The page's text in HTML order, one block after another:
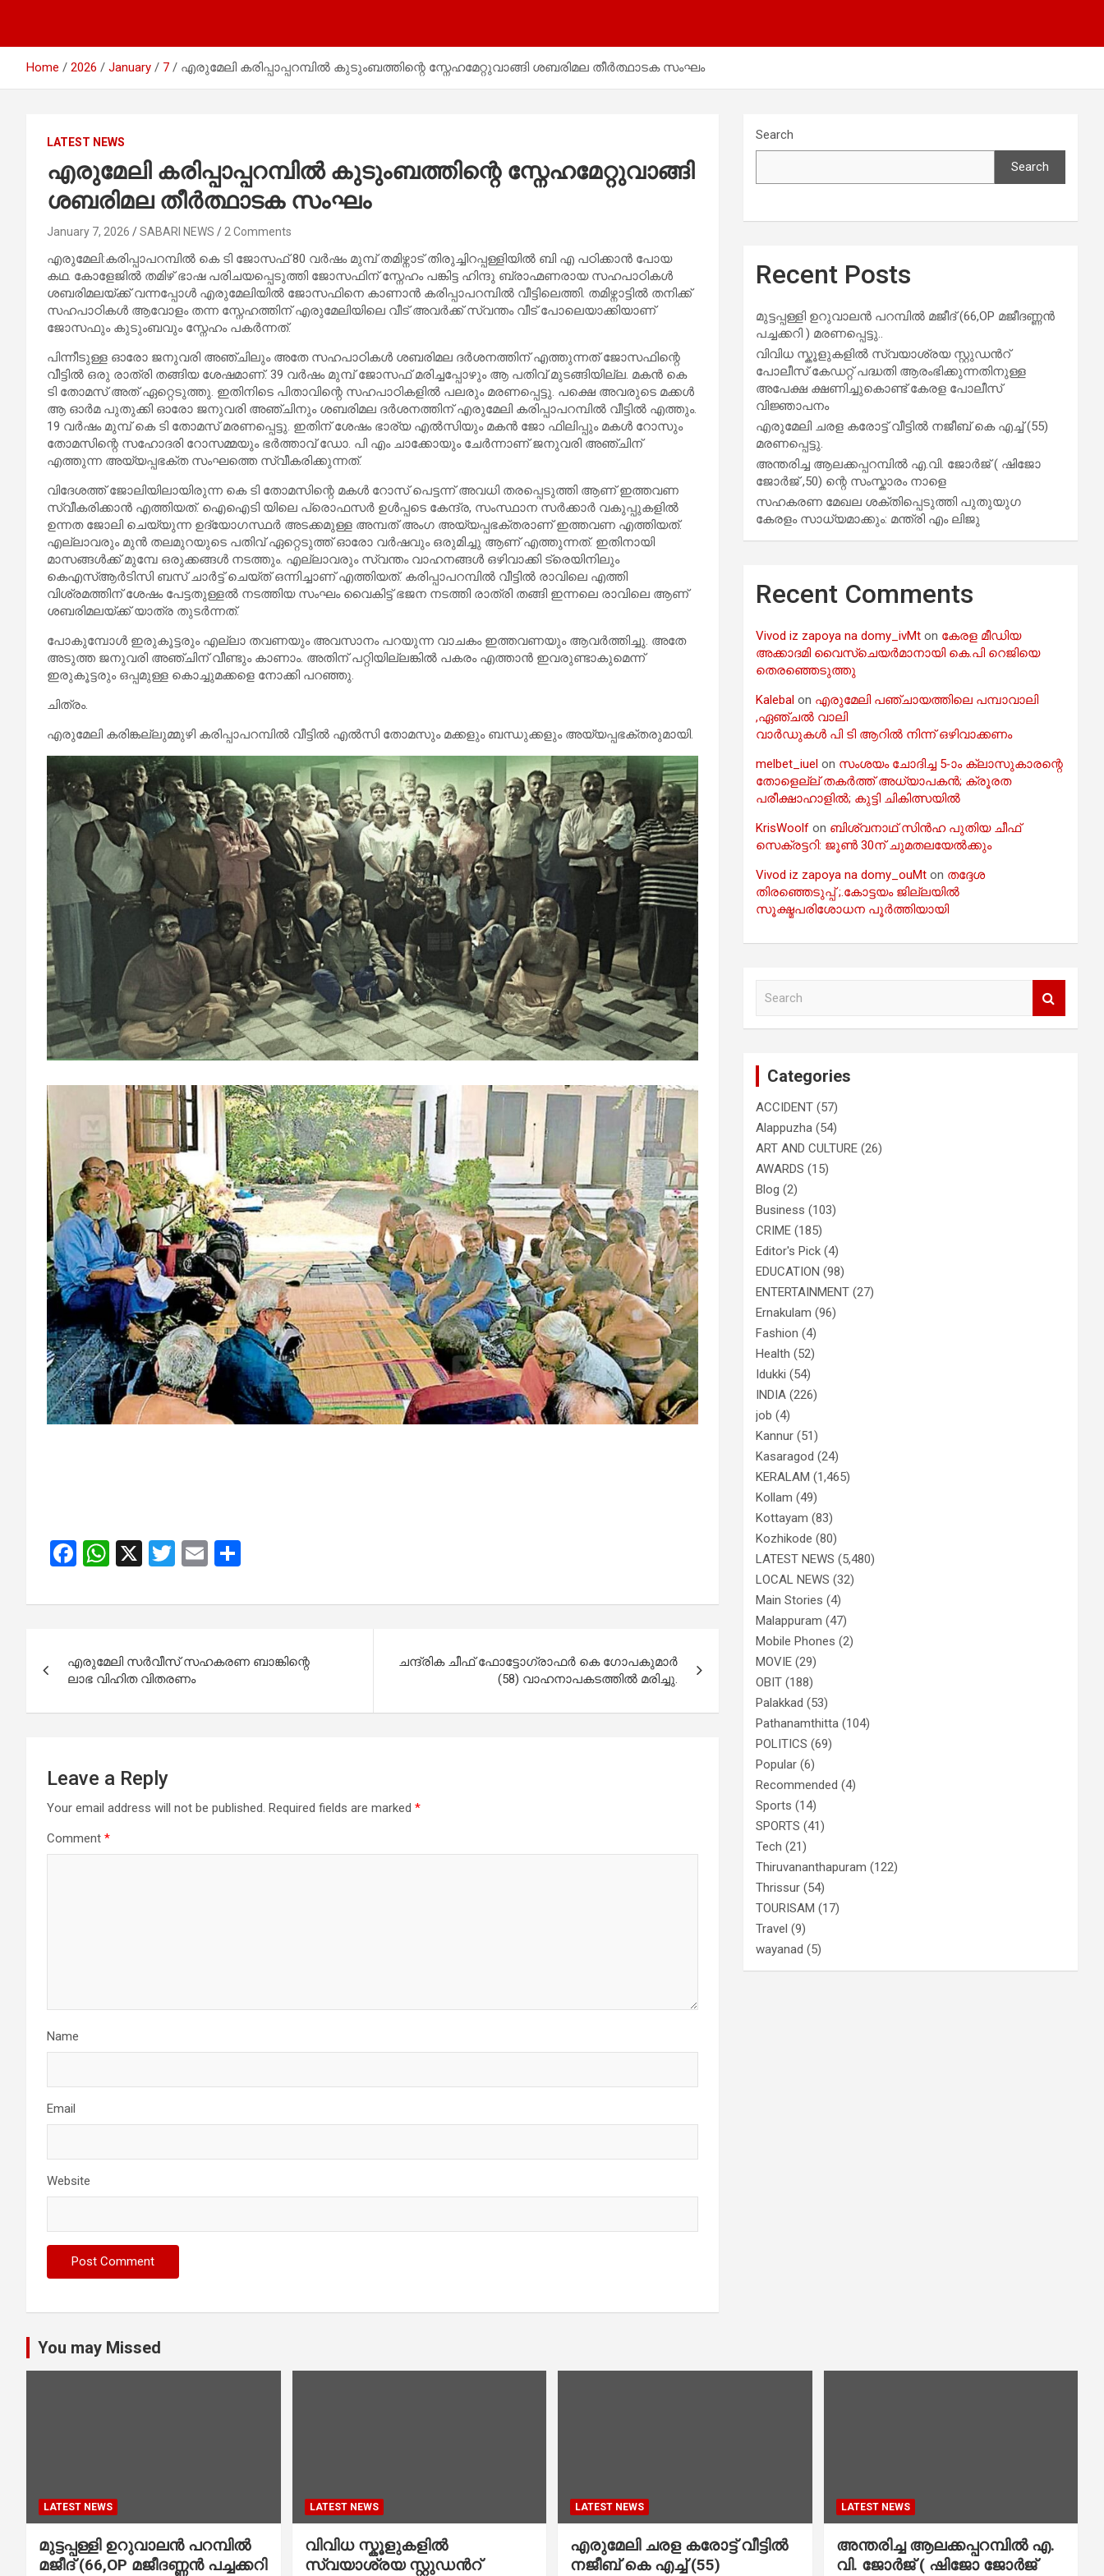
Home 2026 January 7 എരുമേലി കരിപ്പാപ്പറമ്പിൽ കുടുംബത്തിന്റെ സ്നേഹമേറ്റുവാങ്ങി ശബരിമല തീർത്ഥാടക സംഘം
LATEST NEWS
എരുമേലി കരിപ്പാപ്പറമ്പിൽ കുടുംബത്തിന്റെ സ്നേഹമേറ്റുവാങ്ങി
ശബരിമല തീർത്ഥാടക സംഘം
January 7, 2026 SABARI NEWS 2 Comments
എരുമേലി:കരിപ്പാപറമ്പിൽ കെ ടി ജോസഫ് 80 വർഷം മുമ്പ് തമിഴ്നാട് തിരുച്ചിറപ്പള്ളിയിൽ ബി എ പഠിക്കാൻ പോയ
കഥ. കോളേജിൽ തമിഴ് ഭാഷ പരിചയപ്പെടുത്തി ജോസഫിന് സ്നേഹം പങ്കിട്ട ഹിന്ദു ബ്രാഹ്മണരായ സഹപാഠികൾ
ശബരിമലയ്ക്ക് വന്നപ്പോൾ എരുമേലിയിൽ ജോസഫിനെ കാണാൻ കരിപ്പാപറമ്പിൽ വീട്ടിലെത്തി. തമിഴ്നാട്ടിൽ തനിക്ക്
സഹപാഠികൾ ആവോളം തന്ന സ്നേഹത്തിന് എരുമേലിയിലെ വീട് അവർക്ക് സ്വന്തം വീട് പോലെയാക്കിയാണ്
ജോസഫും കുടുംബവും സ്നേഹം പകർന്നത്.
പിന്നീടുള്ള ഓരോ ജനുവരി അഞ്ചിലും അതേ സഹപാഠികൾ ശബരിമല ദർശനത്തിന് എത്തുന്നത് ജോസഫിന്റെ
വീട്ടിൽ ഒരു രാത്രി തങ്ങിയ ശേഷമാണ്. 39 വർഷം മുമ്പ് ജോസഫ് മരിച്ചപ്പോഴും ആ പതിവ് മുടങ്ങിയില്ല. മകൻ കെ
ടി തോമസ് അത് ഏറ്റെടുത്തു. ഇതിനിടെ പിതാവിന്റെ സഹപാഠികളിൽ പലരും മരണപ്പെട്ടു. പക്ഷെ അവരുടെ മക്കൾ
ആ ഓർമ പുതുക്കി ഓരോ ജനുവരി അഞ്ചിനും ശബരിമല ദർശനത്തിന് എരുമേലി കരിപ്പാപറമ്പിൽ വീട്ടിൽ എത്തും.
19 വർഷം മുമ്പ് കെ ടി തോമസ് മരണപ്പെട്ടു. ഇതിന് ശേഷം ഭാര്യ എൽസിയും മകൻ ജോ ഫിലിപ്പും മകൾ റോസും
തോമസിന്റെ സഹോദരി റോസമ്മയും ഭർത്താവ് ഡോ. പി എം ചാക്കോയും ചേർന്നാണ് ജനുവരി അഞ്ചിന്
എത്തുന്ന അയ്യപ്പഭക്ത സംഘത്തെ സ്വീകരിക്കുന്നത്.
വിദേശത്ത് ജോലിയിലായിരുന്ന കെ ടി തോമസിന്റെ മകൾ റോസ് പെട്ടന്ന് അവധി തരപ്പെടുത്തി ആണ് ഇത്തവണ
സ്വീകരിക്കാൻ എത്തിയത്. ഐഐടി യിലെ പ്രൊഫസർ ഉൾപ്പടെ കേന്ദ്ര, സംസ്ഥാന സർക്കാർ വകുപ്പുകളിൽ
ഉന്നത ജോലി ചെയ്യുന്ന ഉദ്യോഗസ്ഥർ അടക്കമുള്ള അമ്പത് അംഗ അയ്യപ്പഭക്തരാണ് ഇത്തവണ എത്തിയത്.
എല്ലാവരും മുൻ തലമുറയുടെ പതിവ് ഏറ്റെടുത്ത് ഓരോ വർഷവും ഒരുമിച്ചു ആണ് എത്തുന്നത്. ഇതിനായി
മാസങ്ങൾക്ക് മുമ്പേ ഒരുക്കങ്ങൾ നടത്തും. എല്ലാവരും സ്വന്തം വാഹനങ്ങൾ ഒഴിവാക്കി ട്രെയിനിലും
കെഎസ്ആർടിസി ബസ് ചാർട്ട് ചെയ്ത് ഒന്നിച്ചാണ് എത്തിയത്. കരിപ്പാപറമ്പിൽ വീട്ടിൽ രാവിലെ എത്തി
വിശ്രമത്തിന് ശേഷം പേട്ടതുള്ളൽ നടത്തിയ സംഘം വൈകിട്ട് ഭജന നടത്തി രാത്രി തങ്ങി ഇന്നലെ രാവിലെ ആണ്
ശബരിമലയ്ക്ക് യാത്ര തുടർന്നത്.
പോകുമ്പോൾ ഇരുകൂട്ടരും എല്ലാ തവണയും അവസാനം പറയുന്ന വാചകം ഇത്തവണയും ആവർത്തിച്ചു. അതേ
അടുത്ത ജനുവരി അഞ്ചിന് വീണ്ടും കാണാം. അതിന് പറ്റിയില്ലങ്കിൽ പകരം എത്താൻ ഇവരുണ്ടാകുമെന്ന്
ഇരുകൂട്ടരും ഒപ്പമുള്ള കൊച്ചുമക്കളെ നോക്കി പറഞ്ഞു.
ചിത്രം.
എരുമേലി കരിങ്കല്ലുമ്മുഴി കരിപ്പാപറമ്പിൽ വീട്ടിൽ എൽസി തോമസും മക്കളും ബന്ധുക്കളും അയ്യപ്പഭക്തരുമായി.
F
ce
o
o
k
W
at
A
p
p
X
T
tt
E
ail ar
navigation
എരുമേലി സർവീസ് സഹകരണ ബാങ്കിന്റെ
ലാഭ വിഹിത വിതരണം
ചന്ദ്രിക ചീഫ് ഫോട്ടോഗ്രാഫര്‍ കെ ഗോപകുമാര്‍
(58) വാഹനാപകടത്തില്‍ മരിച്ചു.
Leave a Reply
Your email address will not be published. Required fields are marked *
Comment *
Name
Email
Website
Search
Search
Recent Posts
മുട്ടപ്പള്ളി ഉറുവാലൻ പറമ്പിൽ മജീദ് (66,OP മജീദണ്ണൻ
പച്ചക്കറി ) മരണപ്പെട്ടു..
വിവിധ സ്കൂളുകളില്‍ സ്വയാശ്രയ സ്റ്റുഡന്‍റ്
പോലീസ് കേഡറ്റ് പദ്ധതി ആരംഭിക്കുന്നതിനുള്ള
അപേക്ഷ ക്ഷണിച്ചുകൊണ്ട് കേരള പോലീസ്
വിജ്ഞാപനം
എരുമേലി ചരള കരോട്ട് വീട്ടിൽ നജീബ് കെ എച്ച് (55)
മരണപ്പെട്ടു.
അന്തരിച്ച ആ​ല​ക്ക​പ്പ​റമ്പിൽ​ എ.​വി. ജോ​ർ​ജ് ( ഷിജോ
ജോർജ് ,50) ന്റെ സംസ്കാരം നാളെ
സഹകരണ മേഖല ശക്തിപ്പെടുത്തി പുതുയുഗ
കേരളം സാധ്യമാക്കും: മന്ത്രി എം ലിജു
Recent Comments
Vivod iz zapoya na domy_ivMt on കേരള മീഡിയ
അക്കാദമി വൈസ്ചെയർമാനായി കെ.പി റെജിയെ
തെരഞ്ഞെടുത്തു
Kalebal on എരുമേലി പഞ്ചായത്തിലെ പമ്പാവാലി
,ഏഞ്ചൽ വാലി
വാർഡുകൾ പി ടി ആറിൽ നിന്ന് ഒഴിവാക്കണം
melbet_iuel on സംശയം ചോദിച്ച 5-ാം ക്ലാസുകാരന്റെ
തോളെല്ല് തകർത്ത് അധ്യാപകൻ; ക്രൂരത
പരീക്ഷാഹാളിൽ; കുട്ടി ചികിത്സയിൽ
KrisWoolf on ബിശ്വനാഥ് സിൻഹ പുതിയ ചീഫ്
സെക്രട്ടറി: ജൂൺ 30ന് ചുമതലയേൽക്കും
Vivod iz zapoya na domy_ouMt on തദ്ദേശ
തിരഞ്ഞെടുപ്പ് ;.കോട്ടയം ജില്ലയിൽ
സൂക്ഷ്മപരിശോധന പൂർത്തിയായി
Categories
ACCIDENT (57)
Alappuzha (54)
ART AND CULTURE (26)
AWARDS (15)
Blog (2)
Business (103)
CRIME (185)
Editor's Pick (4)
EDUCATION (98)
ENTERTAINMENT (27)
Ernakulam (96)
Fashion (4)
Health (52)
Idukki (54)
INDIA (226)
job (4)
Kannur (51)
Kasaragod (24)
KERALAM (1,465)
Kollam (49)
Kottayam (83)
Kozhikode (80)
LATEST NEWS (5,480)
LOCAL NEWS (32)
Main Stories (4)
Malappuram (47)
Mobile Phones (2)
MOVIE (29)
OBIT (188)
Palakkad (53)
Pathanamthitta (104)
POLITICS (69)
Popular (6)
Recommended (4)
Sports (14)
SPORTS (41)
Tech (21)
Thiruvananthapuram (122)
Thrissur (54)
TOURISAM (17)
Travel (9)
wayanad (5)
You may Missed
LATEST NEWS
മുട്ടപ്പള്ളി ഉറുവാലൻ പറമ്പിൽ
മജീദ് (66,OP മജീദണ്ണൻ പച്ചക്കറി
LATEST NEWS
വിവിധ സ്കൂളുകളില്‍
സ്വയാശ്രയ സ്റ്റുഡന്‍റ്
LATEST NEWS
എരുമേലി ചരള കരോട്ട് വീട്ടിൽ
നജീബ് കെ എച്ച് (55)
LATEST NEWS
അന്തരിച്ച ആ​ല​ക്ക​പ്പ​റമ്പിൽ​ എ.​
വി. ജോ​ർ​ജ് ( ഷിജോ ജോർജ്